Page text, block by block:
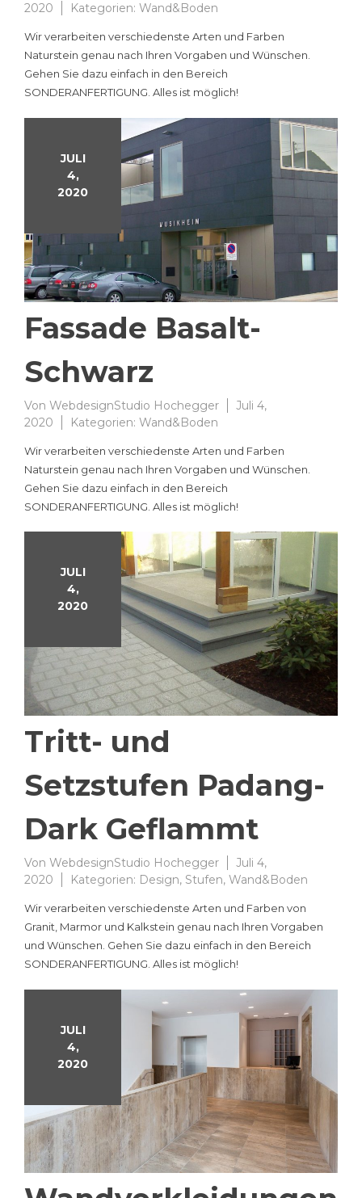
2020
Kategorien: Wand&Boden
Wir verarbeiten verschiedenste Arten und Farben
Naturstein genau nach Ihren Vorgaben und Wünschen.
Gehen Sie dazu einfach in den Bereich
SONDERANFERTIGUNG. Alles ist möglich!
JULI
4,
2020
Fassade Basalt-
Schwarz
Von WebdesignStudio Hochegger
Juli 4,
2020
Kategorien: Wand&Boden
Wir verarbeiten verschiedenste Arten und Farben
Naturstein genau nach Ihren Vorgaben und Wünschen.
Gehen Sie dazu einfach in den Bereich
SONDERANFERTIGUNG. Alles ist möglich!
JULI
4,
2020
Tritt- und
Setzstufen Padang-
Dark Geflammt
Von WebdesignStudio Hochegger
Juli 4,
2020
Kategorien: Design, Stufen, Wand&Boden
Wir verarbeiten verschiedenste Arten und Farben von
Granit, Marmor und Kalkstein genau nach Ihren Vorgaben
und Wünschen. Gehen Sie dazu einfach in den Bereich
SONDERANFERTIGUNG. Alles ist möglich!
JULI
4,
2020